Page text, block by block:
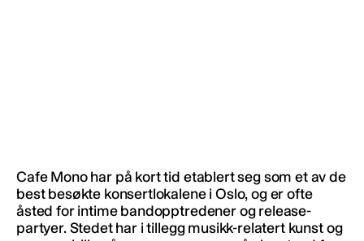
Cafe Mono har på kort tid etablert seg som et av de
best besøkte konsertlokalene i Oslo, og er ofte
åsted for intime bandopptredener og release-
partyer. Stedet har i tillegg musikk-relatert kunst og